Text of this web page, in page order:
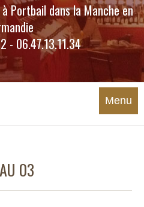
Portbail dans la Manche en
- 06.47.13.11.34
Menu
03